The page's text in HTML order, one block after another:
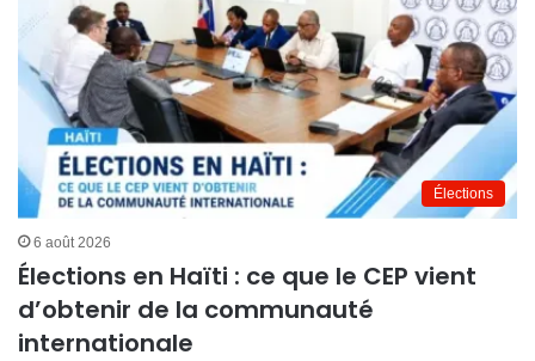
Élections
6 août 2026
Élections en Haïti : ce que le CEP vient
d’obtenir de la communauté
internationale